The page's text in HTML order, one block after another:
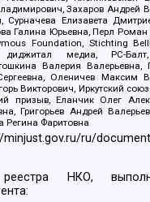
Захаров Андрей
Сурначева Елизавета
Галина Юрьевна, Перл
Foundation, Stichting
медиа, РС-
Валерия Валерьевна,
Оленичев Максим
Викторович, Иркутский
призыв, Еланчик Олег
Григорьев Андрей
Регина Фаритовна
minjust.gov.ru/ru/
НКО,